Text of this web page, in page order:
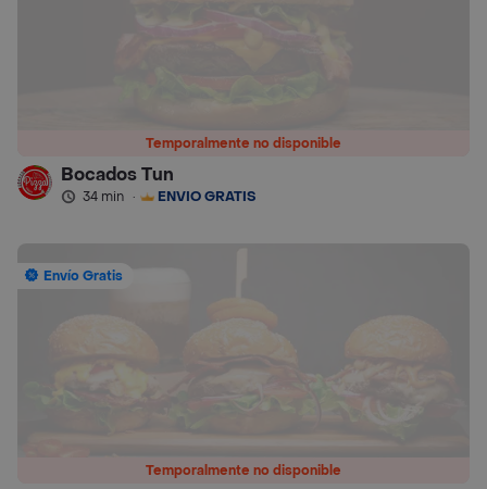
Temporalmente no disponible
Bocados Tun
34 min · ENVÍO GRATIS
Temporalmente no disponible
Envío Gratis